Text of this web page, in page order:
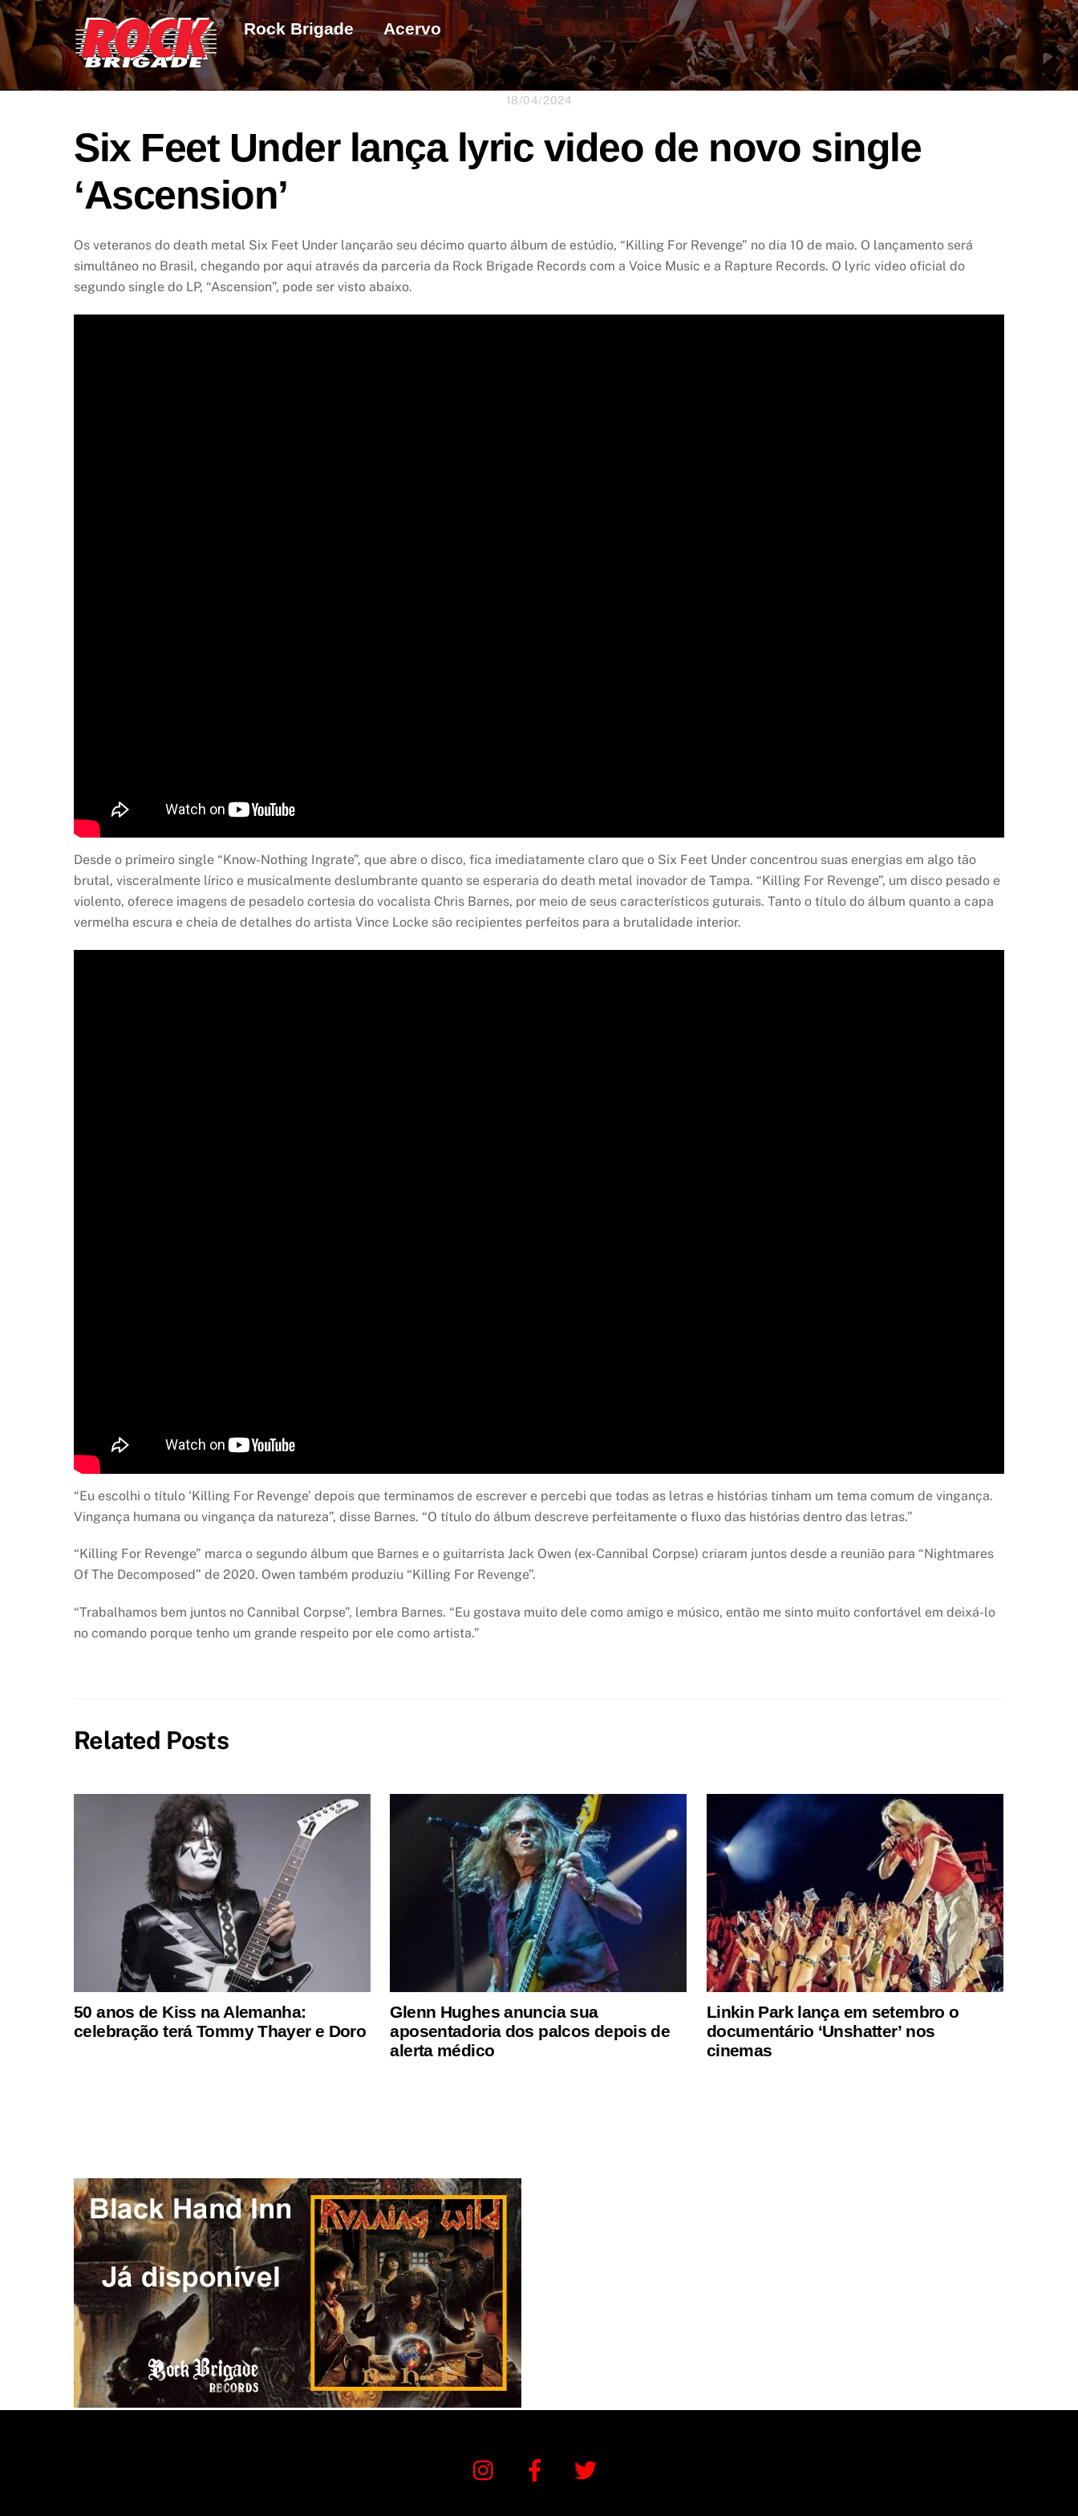
Skip
to
content
Rock Brigade Acervo
18/04/2024
Six Feet Under lança lyric video de novo single
‘Ascension’
Os veteranos do death metal Six Feet Under lançarão seu décimo quarto álbum de estúdio, “Killing For Revenge” no dia 10 de maio. O lançamento será
simultâneo no Brasil, chegando por aqui através da parceria da Rock Brigade Records com a Voice Music e a Rapture Records. O lyric video oficial do
segundo single do LP, “Ascension”, pode ser visto abaixo.
Desde o primeiro single “Know-Nothing Ingrate”, que abre o disco, fica imediatamente claro que o Six Feet Under concentrou suas energias em algo tão
brutal, visceralmente lírico e musicalmente deslumbrante quanto se esperaria do death metal inovador de Tampa. “Killing For Revenge”, um disco pesado e
violento, oferece imagens de pesadelo cortesia do vocalista Chris Barnes, por meio de seus característicos guturais. Tanto o título do álbum quanto a capa
vermelha escura e cheia de detalhes do artista Vince Locke são recipientes perfeitos para a brutalidade interior.
“Eu escolhi o título ‘Killing For Revenge’ depois que terminamos de escrever e percebi que todas as letras e histórias tinham um tema comum de vingança.
Vingança humana ou vingança da natureza”, disse Barnes. “O título do álbum descreve perfeitamente o fluxo das histórias dentro das letras.”
“Killing For Revenge” marca o segundo álbum que Barnes e o guitarrista Jack Owen (ex-Cannibal Corpse) criaram juntos desde a reunião para “Nightmares
Of The Decomposed” de 2020. Owen também produziu “Killing For Revenge”.
“Trabalhamos bem juntos no Cannibal Corpse”, lembra Barnes. “Eu gostava muito dele como amigo e músico, então me sinto muito confortável em deixá-lo
no comando porque tenho um grande respeito por ele como artista.”
Related Posts
50 anos de Kiss na Alemanha:
celebração terá Tommy Thayer e Doro
Glenn Hughes anuncia sua
aposentadoria dos palcos depois de
alerta médico
Linkin Park lança em setembro o
documentário ‘Unshatter’ nos
cinemas
Instagram Facebook